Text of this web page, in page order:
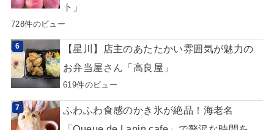
ト」
728件のビュー
【星川】店主のあたたかい雰囲気が魅力の
お弁当屋さん「高良屋」
619件のビュー
ふわふわ食感のかき氷が絶品！海老名